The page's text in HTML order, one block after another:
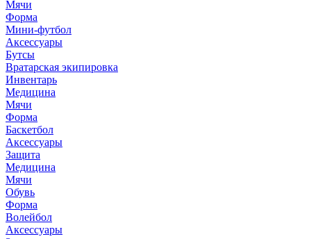
Мячи
Форма
Мини-футбол
Аксессуары
Бутсы
Вратарская экипировка
Инвентарь
Медицина
Мячи
Форма
Баскетбол
Аксессуары
Защита
Медицина
Мячи
Обувь
Форма
Волейбол
Аксессуары